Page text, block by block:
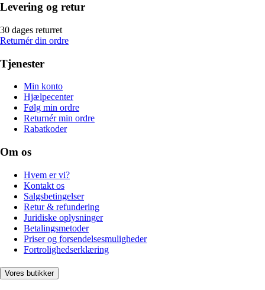
Levering og retur
30 dages returret
Returnér din ordre
Tjenester
Min konto
Hjælpecenter
Følg min ordre
Returnér min ordre
Rabatkoder
Om os
Hvem er vi?
Kontakt os
Salgsbetingelser
Retur & refundering
Juridiske oplysninger
Betalingsmetoder
Priser og forsendelsesmuligheder
Fortrolighedserklæring
Vores butikker